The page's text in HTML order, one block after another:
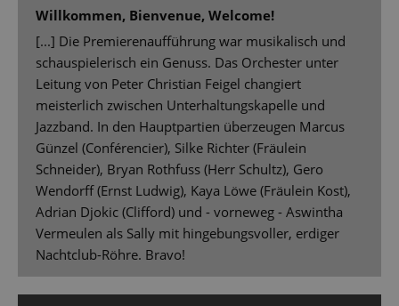
Willkommen, Bienvenue, Welcome!
[...] Die Premierenaufführung war musikalisch und
schauspielerisch ein Genuss. Das Orchester unter
Leitung von Peter Christian Feigel changiert
meisterlich zwischen Unterhaltungskapelle und
Jazzband. In den Hauptpartien überzeugen Marcus
Günzel (Conférencier), Silke Richter (Fräulein
Schneider), Bryan Rothfuss (Herr Schultz), Gero
Wendorff (Ernst Ludwig), Kaya Löwe (Fräulein Kost),
Adrian Djokic (Clifford) und - vorneweg - Aswintha
Vermeulen als Sally mit hingebungsvoller, erdiger
Nachtclub-Röhre. Bravo!